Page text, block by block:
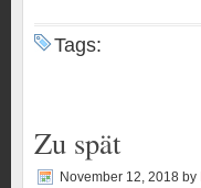
Tags:
Zu spät
November 12, 2018 by